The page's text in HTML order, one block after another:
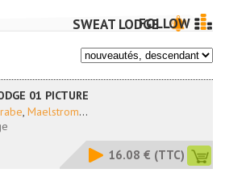
SWEAT LODGEFOLLOW
01 PICTURE
, Maelstrom...
16.08 € (TTC)